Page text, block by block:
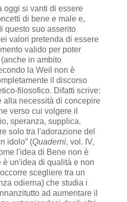
oggi si vanti di essere
di bene e male e,
questo suo asserito
valori pretenda di essere
valido per poter
in ambito
la Weil non è
il discorso
filosofico. Difatti scrive:
alla necessità di concepire
verso cui volgere il
speranza, supplica.
solo tra l'adorazione del
idolo” (Quaderni, vol. IV,
l'idea di Bene non è
un'idea di qualità e non
scegliere tra un
odierna) che studia i
ad aumentare il